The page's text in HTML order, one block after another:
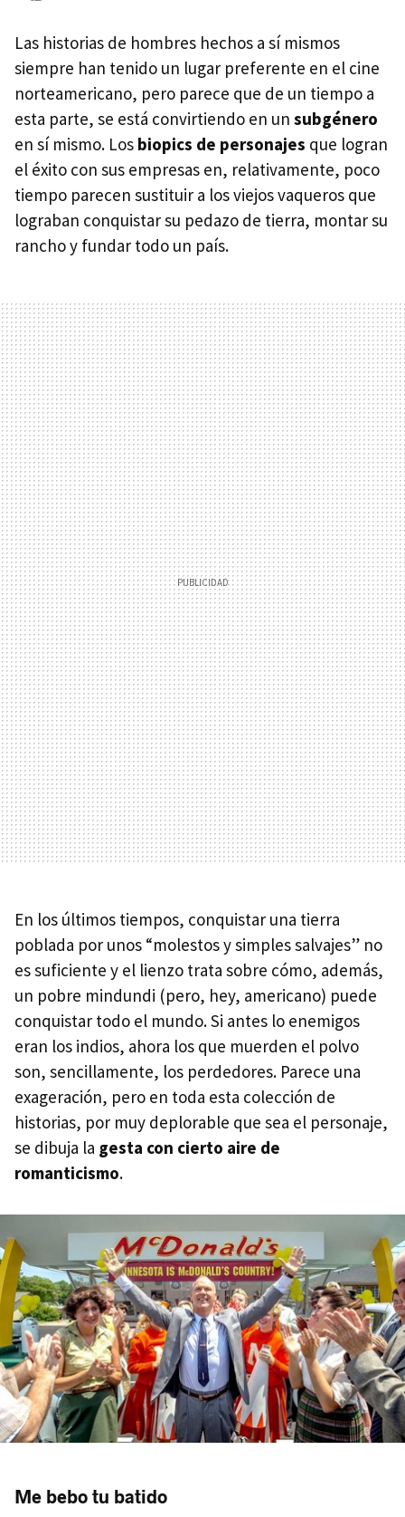
Las historias de hombres hechos a sí mismos
siempre han tenido un lugar preferente en el cine
norteamericano, pero parece que de un tiempo a
esta parte, se está convirtiendo en un subgénero
en sí mismo. Los biopics de personajes que logran
el éxito con sus empresas en, relativamente, poco
tiempo parecen sustituir a los viejos vaqueros que
lograban conquistar su pedazo de tierra, montar su
rancho y fundar todo un país.
En los últimos tiempos, conquistar una tierra
poblada por unos “molestos y simples salvajes” no
es suficiente y el lienzo trata sobre cómo, además,
un pobre mindundi (pero, hey, americano) puede
conquistar todo el mundo. Si antes lo enemigos
eran los indios, ahora los que muerden el polvo
son, sencillamente, los perdedores. Parece una
exageración, pero en toda esta colección de
historias, por muy deplorable que sea el personaje,
se dibuja la gesta con cierto aire de
romanticismo.
Me bebo tu batido